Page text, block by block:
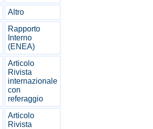
Altro
Rapporto
Interno
(ENEA)
Articolo
Rivista
internazionale
con
referaggio
Articolo
Rivista